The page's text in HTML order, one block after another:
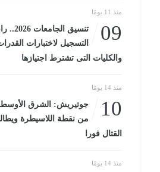
منذ 11 يومًا
09
تنسيق
التسجيل لاختبارات
والكليات التى تشترط اجتيازها
منذ 14 يومًا
10
جوتيريش: الشرق
من نقطة اللاسيطرة
القتال فورا
منذ 14 يومًا